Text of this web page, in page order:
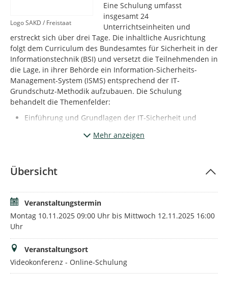
Logo SAKD / Freistaat
Eine Schulung umfasst
insgesamt 24
Unterrichtseinheiten und
erstreckt sich über drei Tage. Die inhaltliche Ausrichtung
folgt dem Curriculum des Bundesamtes für Sicherheit in der
Informationstechnik (BSI) und versetzt die Teilnehmenden in
die Lage, in ihrer Behörde ein Information-Sicherheits-
Management-System (ISMS) entsprechend der IT-
Grundschutz-Methodik aufzubauen. Die Schulung
behandelt die Themenfelder:
Einführung und Grundlagen der IT-Sicherheit und
Normen und Standards der Informationssicherheit
Kompendium (Überblick)
IT-Grundschutz-Check
Detaillierte Informationen zu den Themenfeldern und
Lerninhalten veröffentlicht das BSI unter:
https://www.bsi.bund.de/SharedDocs/Downloads/DE/BSI/Gr
undschutz/IT-GS-Berater/curriculum_1_1.pdf
Die Schulung wird vorrangig für
nach SächsISichG bereits gemeldete oder
Mehr anzeigen
Übersicht
Veranstaltungstermin
Montag 10.11.2025 09:00 Uhr bis Mittwoch 12.11.2025 16:00
Uhr
Veranstaltungsort
Videokonferenz - Online-Schulung